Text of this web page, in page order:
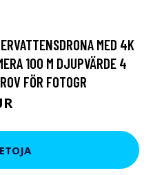
MED 4K
100 M DJUPVÄRDE 4
FÖR FOTOGR